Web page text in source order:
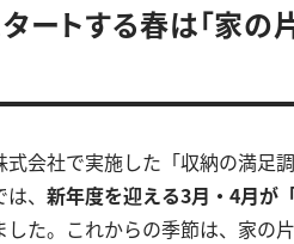
ートする春は「家の
会社で実施した「収納の満足
、 新年度を迎える3月・4月が
した。これからの季節は、家の